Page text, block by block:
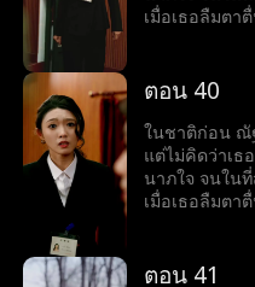
เมื่อเธอลืมต
แต่งงานกับวีร
มหาวิทยาลัยไ
ตอน 40
ในชาติก่อน ณั
แต่ไม่คิดว่าเธ
นาภใจ จนใน
เมื่อเธอลืมต
แต่งงานกับวีร
ตอน 41